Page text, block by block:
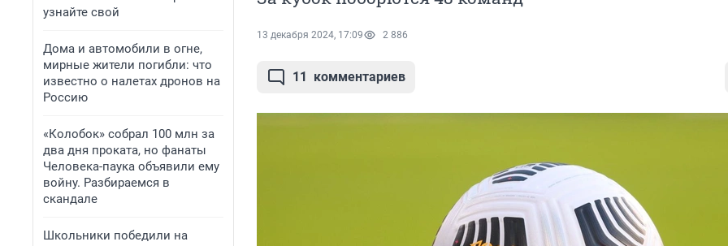
узнайте свой
Дома и автомобили в огне,
мирные жители погибли: что
известно о налетах дронов на
Россию
«Колобок» собрал 100 млн за
два дня проката, но фанаты
Человека-паука объявили ему
войну. Разбираемся в
скандале
Школьники победили на
13 декабря 2024, 17:09 2 886
11 комментариев